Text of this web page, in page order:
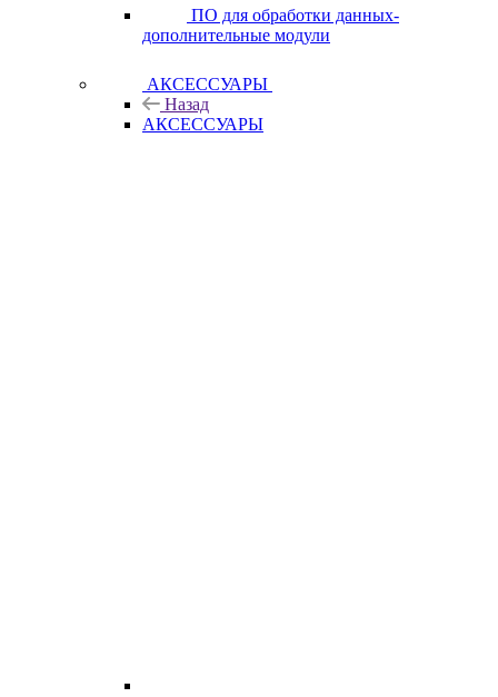
ПО для обработки данных-
дополнительные модули
АКСЕССУАРЫ
Назад
АКСЕССУАРЫ